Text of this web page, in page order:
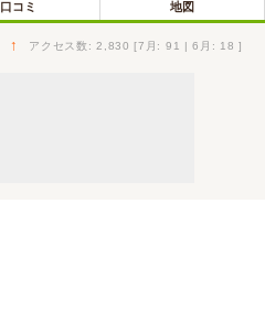
口コミ 地図
↑ アクセス数: 2,830 [7月: 91 | 6月: 18 ]